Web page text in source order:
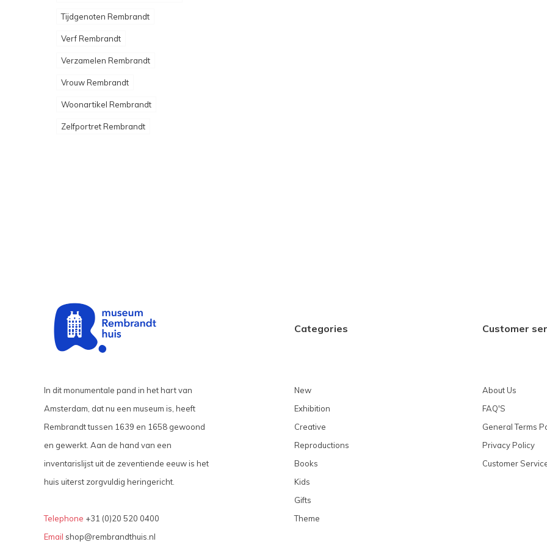
Tijdgenoten Rembrandt
Verf Rembrandt
Verzamelen Rembrandt
Vrouw Rembrandt
Woonartikel Rembrandt
Zelfportret Rembrandt
In dit monumentale pand in het hart van
Amsterdam, dat nu een museum is, heeft
Rembrandt tussen 1639 en 1658 gewoond
en gewerkt. Aan de hand van een
inventarislijst uit de zeventiende eeuw is het
huis uiterst zorgvuldig heringericht.
Telephone +31 (0)20 520 0400
Email shop@rembrandthuis.nl
Categories
New
Exhibition
Creative
Reproductions
Books
Kids
Gifts
Theme
Customer
About Us
FAQ'S
General Terms
Privacy Policy
Customer